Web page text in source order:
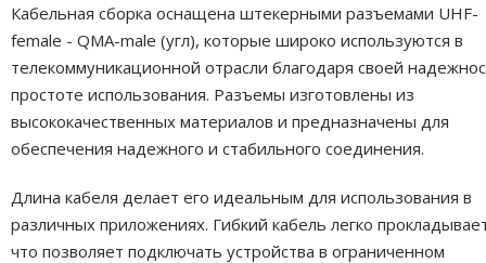
Кабельная сборка оснащена штекерными разъемами UHF-
female - QMA-male (угл), которые широко используются в
телекоммуникационной отрасли благодаря своей
простоте использования. Разъемы изготовлены из
высококачественных материалов и предназначены для
обеспечения надежного и стабильного соединения.
Длина кабеля делает его идеальным для использования в
различных приложениях. Гибкий кабель легко
что позволяет подключать устройства в ограниченном